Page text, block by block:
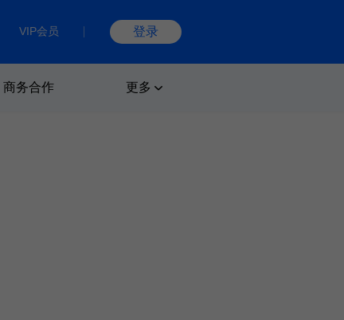
VIP会员 登录
商务合作 更多